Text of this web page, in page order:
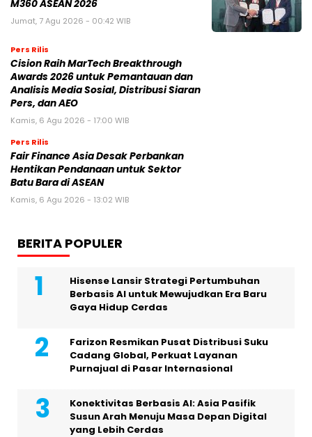
M360 ASEAN 2026
Jumat, 7 Agu 2026 - 00:42 WIB
Pers Rilis
Cision Raih MarTech Breakthrough
Awards 2026 untuk Pemantauan dan
Analisis Media Sosial, Distribusi Siaran
Pers, dan AEO
Kamis, 6 Agu 2026 - 17:00 WIB
Pers Rilis
Fair Finance Asia Desak Perbankan
Hentikan Pendanaan untuk Sektor
Batu Bara di ASEAN
Kamis, 6 Agu 2026 - 13:02 WIB
BERITA POPULER
Hisense Lansir Strategi Pertumbuhan
Berbasis AI untuk Mewujudkan Era Baru
Gaya Hidup Cerdas
Farizon Resmikan Pusat Distribusi Suku
Cadang Global, Perkuat Layanan
Purnajual di Pasar Internasional
Konektivitas Berbasis AI: Asia Pasifik
Susun Arah Menuju Masa Depan Digital
yang Lebih Cerdas